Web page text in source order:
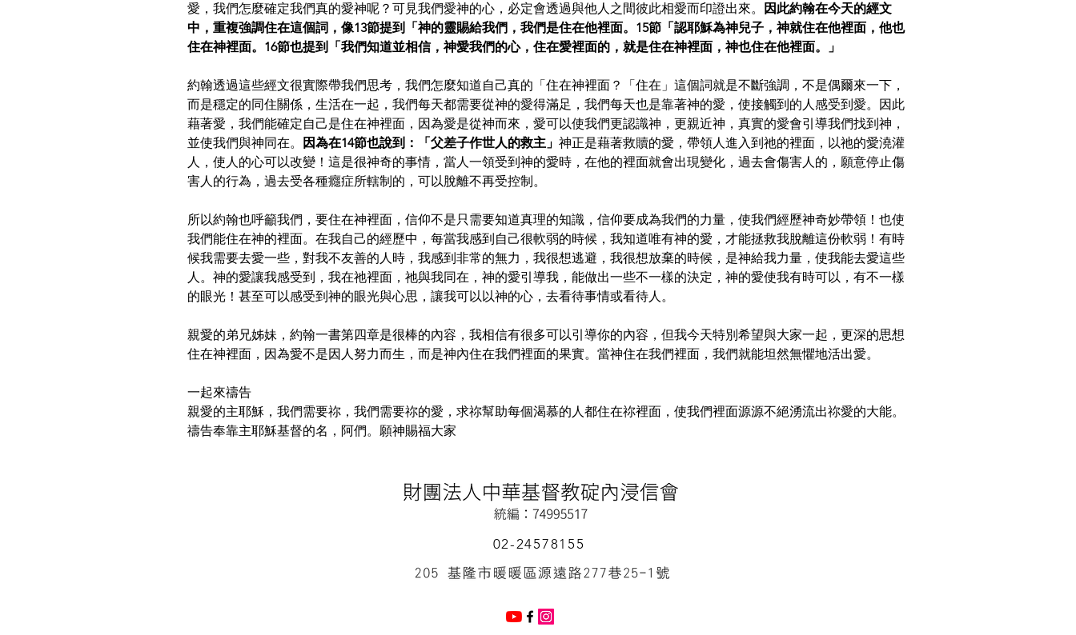
愛，我們怎麼確定我們真的愛神呢？可見我們愛神的心，必定會透過與他人之間彼此相愛而印證出來。
因此約翰在今天的經文
中，重複強調住在這個詞，像13節提到「神的靈賜給我們，我們是住在他裡面。15節「認耶穌為神兒子，神就住在他裡面，他也
住在神裡面。16節也提到「我們知道並相信，神愛我們的心，住在愛裡面的，就是住在神裡面，神也住在他裡面。」
約翰透過這些經文很實際帶我們思考，我們怎麼知道自己真的「住在神裡面？「住在」這個詞就是不斷強調，不是偶爾來一下，
而是穩定的同住關係，生活在一起，我們每天都需要從神的愛得滿足，我們每天也是靠著神的愛，使接觸到的人感受到愛。因此
藉著愛，我們能確定自己是住在神裡面，因為愛是從神而來，愛可以使我們更認識神，更親近神，真實的愛會引導我們找到神，
並使我們與神同在。
因為在14節也說到：「父差子作世人的救主」 神正是藉著救贖的愛，帶領人進入到祂的裡面，以祂的愛澆灌
人，使人的心可以改變！這是很神奇的事情，當人一領受到神的愛時，在他的裡面就會出現變化，過去會傷害人的，願意停止傷
害人的行為，過去受各種癮症所轄制的，可以脫離不再受控制。
所以約翰也呼籲我們，要住在神裡面，信仰不是只需要知道真理的知識，信仰要成為我們的力量，使我們經歷神奇妙帶領！也使
我們能住在神的裡面。在我自己的經歷中，每當我感到自己很軟弱的時候，我知道唯有神的愛，才能拯救我脫離這份軟弱！有時
候我需要去愛一些，對我不友善的人時，我感到非常的無力，我很想逃避，我很想放棄的時候，是神給我力量，使我能去愛這些
人。神的愛讓我感受到，我在祂裡面，祂與我同在，神的愛引導我，能做出一些不一樣的決定，神的愛使我有時可以，有不一樣
的眼光！甚至可以感受到神的眼光與心思，讓我可以以神的心，去看待事情或看待人。
親愛的弟兄姊妹，約翰一書第四章是很棒的內容，我相信有很多可以引導你的內容，但我今天特別希望與大家一起，更深的思想
住在神裡面，因為愛不是因人努力而生，而是神內住在我們裡面的果實。當神住在我們裡面，我們就能坦然無懼地活出愛。
一起來禱告
親愛的主耶穌，我們需要祢，我們需要祢的愛，求祢幫助每個渴慕的人都住在祢裡面，使我們裡面源源不絕湧流出祢愛的大能。
禱告奉靠主耶穌基督的名，阿們。願神賜福大家
02-24578155